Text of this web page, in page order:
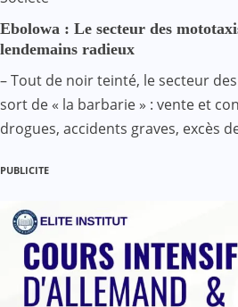
Ebolowa : Le secteur des
lendemains radieux
– Tout de noir teinté, le secteur
sort de « la barbarie » : vente et
drogues, accidents graves, excès
PUBLICITE